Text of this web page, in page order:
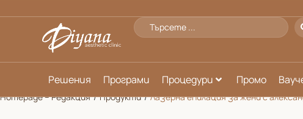
Решения Програми Процедури Промо
Homepage – Редакция / Продукти / Лазерна епилация за жени с